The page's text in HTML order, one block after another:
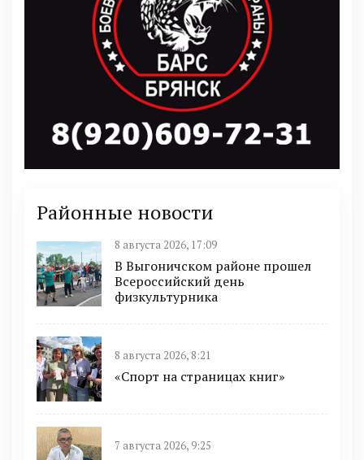
Районные новости
8 августа 2026, 17:09
В Выгоничском районе прошел
Всероссийский день
физкультурника
8 августа 2026, 8:21
«Спорт на страницах книг»
7 августа 2026, 9:25